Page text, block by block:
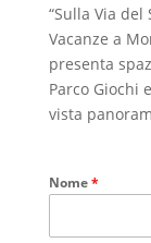
“Sulla Via
Vacanze a
presenta
Parco Giochi
vista
Nome*